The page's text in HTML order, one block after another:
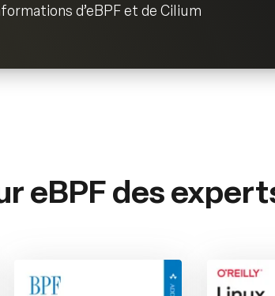
d’eBPF et de Cilium
eBPF des
Performance: Enterprise and the
BPF